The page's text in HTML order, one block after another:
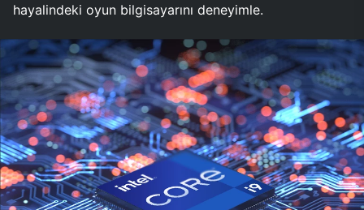
hayalindeki oyun bilgisayarını deneyimle.